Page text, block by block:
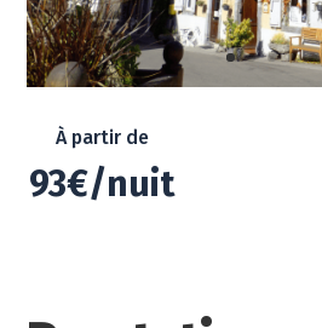
À partir de
93€/nuit